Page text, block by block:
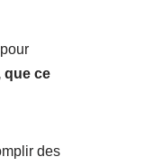
que ce
des